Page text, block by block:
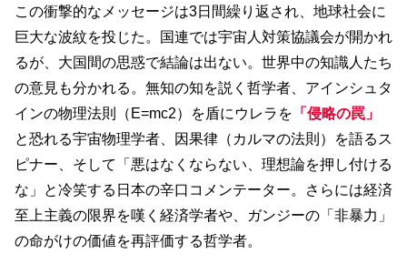
この衝撃的なメッセージは3日間繰り返され、地球社会に
巨大な波紋を投じた。国連では宇宙人対策協議会が開かれ
るが、大国間の思惑で結論は出ない。世界中の知識人たち
の意見も分かれる。無知の知を説く哲学者、アインシュタ
インの物理法則（E=mc2）を盾にウレラを 「侵略の罠」
と恐れる宇宙物理学者、因果律（カルマの法則）を語るス
ピナー、そして「悪はなくならない、理想論を押し付ける
な」と冷笑する日本の辛口コメンテーター。さらには経済
至上主義の限界を嘆く経済学者や、ガンジーの「非暴力」
の命がけの価値を再評価する哲学者。